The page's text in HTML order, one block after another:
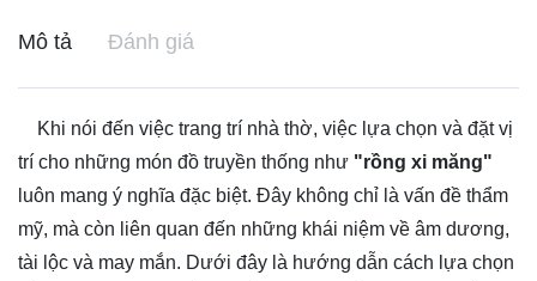
Mô tả Đánh giá
Khi nói đến việc trang trí nhà thờ, việc lựa chọn và đặt vị
trí cho những món đồ truyền thống như "rồng xi măng"
luôn mang ý nghĩa đặc biệt. Đây không chỉ là vấn đề thẩm
mỹ, mà còn liên quan đến những khái niệm về âm dương,
tài lộc và may mắn. Dưới đây là hướng dẫn cách lựa chọn